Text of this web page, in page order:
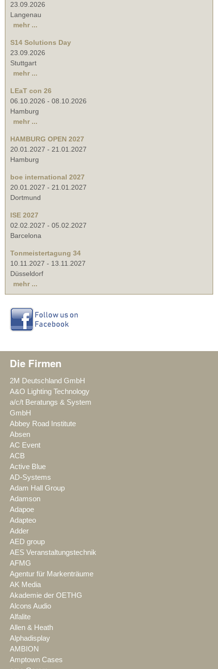
23.09.2026
Langenau
mehr ...
S14 Solutions Day
23.09.2026
Stuttgart
mehr ...
LEaT con 26
06.10.2026 - 08.10.2026
Hamburg
mehr ...
HAMBURG OPEN 2027
20.01.2027 - 21.01.2027
Hamburg
boe international 2027
20.01.2027 - 21.01.2027
Dortmund
ISE 2027
02.02.2027 - 05.02.2027
Barcelona
Tonmeistertagung 34
10.11.2027 - 13.11.2027
Düsseldorf
mehr ...
Die Firmen
2M Deutschland GmbH
A&O Lighting Technology
a/c/t Beratungs & System
GmbH
Abbey Road Institute
Absen
AC Event
ACB
Active Blue
AD-Systems
Adam Hall Group
Adamson
Adapoe
Adapteo
Adder
AED group
AES Veranstaltungstechnik
AFMG
Agentur für Markenträume
AK Media
Akademie der OETHG
Alcons Audio
Alfalite
Allen & Heath
Alphadisplay
AMBION
Amptown Cases